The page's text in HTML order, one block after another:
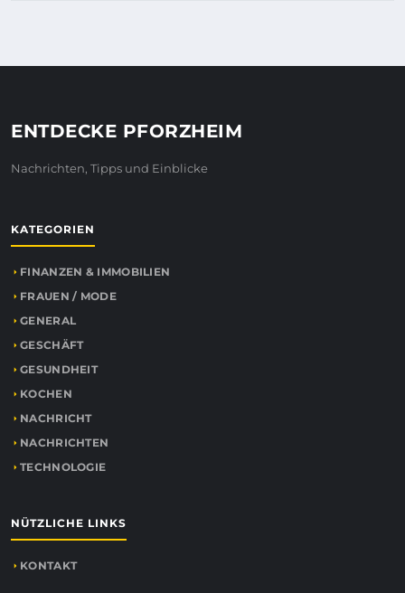
ENTDECKE PFORZHEIM
Nachrichten, Tipps und Einblicke
KATEGORIEN
FINANZEN & IMMOBILIEN
FRAUEN / MODE
GENERAL
GESCHÄFT
GESUNDHEIT
KOCHEN
NACHRICHT
NACHRICHTEN
TECHNOLOGIE
NÜTZLICHE LINKS
KONTAKT